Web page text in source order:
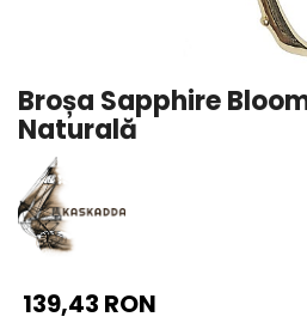
Pandantive cu Perle
Brose cu Perle
Broșa Sapphire
Naturală
139,43 RON